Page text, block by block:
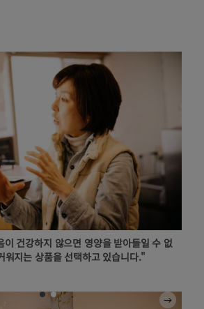
이 건강하지 않으면 영양을 받아들일 수 없
워지는 상품을 선택하고 있습니다."